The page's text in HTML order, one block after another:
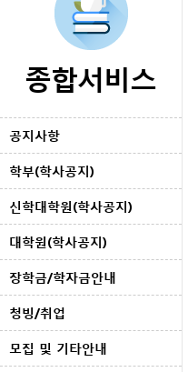
종합서비스
공지사항
학부(학사공지)
신학대학원(학사공지)
대학원(학사공지)
장학금/학자금안내
청빙/취업
모집 및 기타안내